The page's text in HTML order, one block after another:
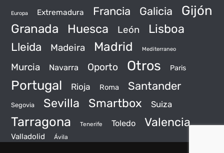
Europa Extremadura Francia Galicia Gijón
Granada Huesca León Lisboa
Lleida Madeira Madrid Mediterraneo
Murcia Navarra Oporto Otros Paris
Portugal Rioja Roma Santander
Segovia Sevilla Smartbox Suiza
Tarragona Tenerife Toledo Valencia
Valladolid Ávila